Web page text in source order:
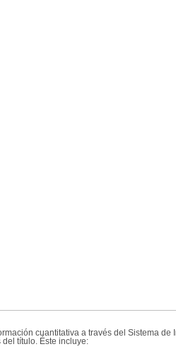
cuantitativa a través del Sistema de
título. Éste incluye: